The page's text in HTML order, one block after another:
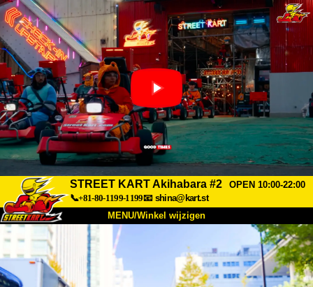
STREET KART Akihabara #2
OPEN 10:00-22:00
📞+81-80-1199-1199📧 shina@kart.st
MENU/Winkel wijzigen
Over Specificaties Prijzen